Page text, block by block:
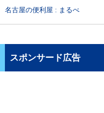
名古屋の便利屋 : まるべ
スポンサード広告